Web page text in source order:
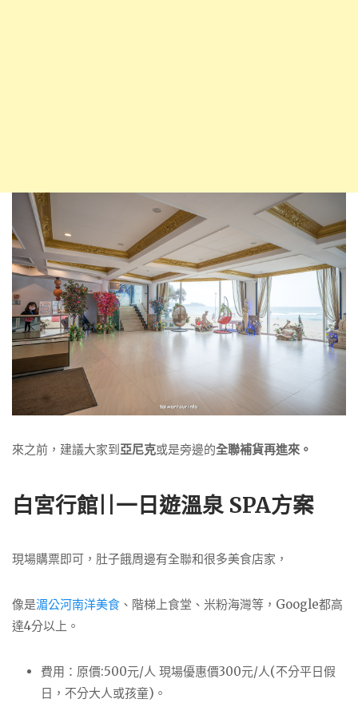
來之前，建議大家到 亞尼克或是旁邊的全聯補貨再進來。
白宮行館||一日遊溫泉 SPA方案
現場購票即可，肚子餓周邊有全聯和很多美食店家，
像是湄公河南洋美食 、階梯上食堂、米粉海灣等，Google都高
達4分以上。
費用：原價:500元/人 現場優惠價300元/人(不分平日假
日，不分大人或孩童)。